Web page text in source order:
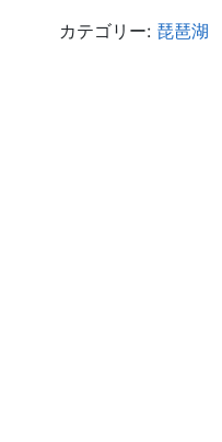
カテゴリー: 琵琶湖